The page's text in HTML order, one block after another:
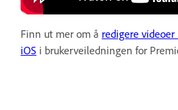
Finn ut mer om å redigere
iOS i brukerveiledningen for